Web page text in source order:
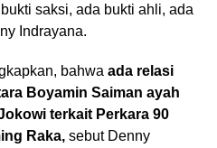
saksi, ada bukti ahli, ada
Indrayana.
bahwa ada relasi
Boyamin Saiman ayah
terkait Perkara 90
Raka, sebut Denny